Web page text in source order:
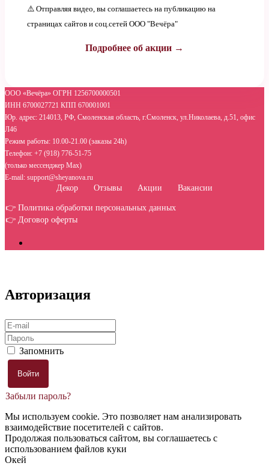
⚠️ Отправляя видео, вы соглашаетесь на публикацию на
страницах сайтов и соц.сетей ООО "Вечёра"
Подробнее об акции →
ООО «Вечёра» ОГРН 1256700000501
ИНН 6700027721 КПП 670001001
Юр. адрес: 214013, РФ, Смоленская область, г.Смоленск, ул.Николаева, д.51, офис
Л46
Режим работы: 10.00-21.00 (заказы 24h)
Телефон: +7 (918) 776-51-75
(только мессенджер Max)
E-mail: support@sheyanova.ru
Декор Отзывы Акции Вакансии
👉 Политика обработки персональных данных
👉 Договор оферты
Авторизация
Запомнить
Забыли пароль?
Мы используем cookie. Это позволяет нам анализировать
взаимодействие посетителей с сайтов.
Продолжая пользоваться сайтом, вы соглашаетесь с
использованием файлов куки
Окей